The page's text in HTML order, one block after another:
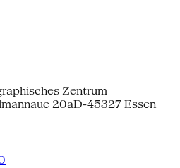
Zentrum
20aD-45327 Essen